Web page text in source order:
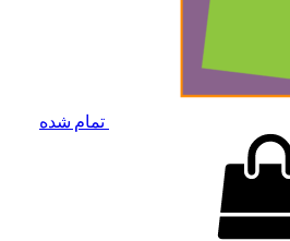
تمام شده